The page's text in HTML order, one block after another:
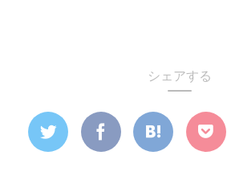
シェアする